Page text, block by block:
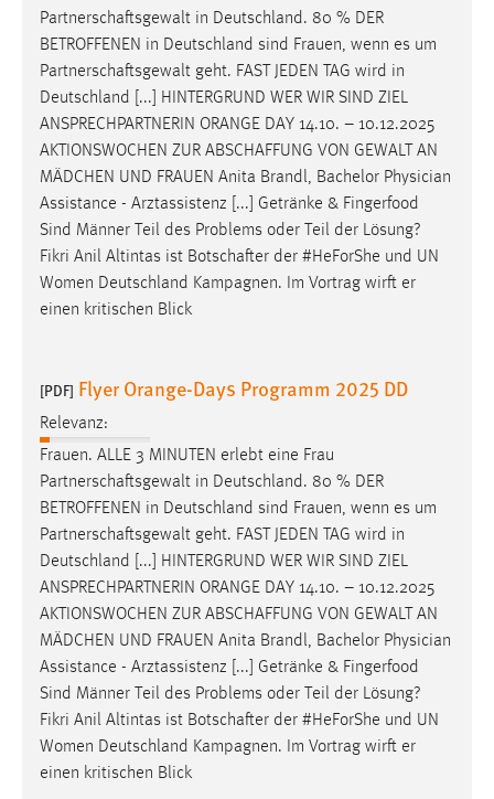
Partnerschaftsgewalt in Deutschland. 80 % DER
BETROFFENEN in Deutschland sind Frauen, wenn es um
Partnerschaftsgewalt geht. FAST JEDEN TAG wird in
Deutschland [...] HINTERGRUND WER WIR SIND ZIEL
ANSPRECHPARTNERIN ORANGE DAY 14.10. – 10.12.2025
AKTIONSWOCHEN ZUR ABSCHAFFUNG VON GEWALT AN
MÄDCHEN UND FRAUEN Anita Brandl, Bachelor Physician
Assistance - Arztassistenz [...] Getränke & Fingerfood
Sind Männer Teil des Problems oder Teil der Lösung?
Fikri Anil Altintas ist Botschafter der #HeForShe und UN
Women Deutschland Kampagnen. Im Vortrag wirft er
einen kritischen Blick
[PDF] Flyer Orange-Days Programm 2025 DD
Relevanz:
Frauen. ALLE 3 MINUTEN erlebt eine Frau
Partnerschaftsgewalt in Deutschland. 80 % DER
BETROFFENEN in Deutschland sind Frauen, wenn es um
Partnerschaftsgewalt geht. FAST JEDEN TAG wird in
Deutschland [...] HINTERGRUND WER WIR SIND ZIEL
ANSPRECHPARTNERIN ORANGE DAY 14.10. – 10.12.2025
AKTIONSWOCHEN ZUR ABSCHAFFUNG VON GEWALT AN
MÄDCHEN UND FRAUEN Anita Brandl, Bachelor Physician
Assistance - Arztassistenz [...] Getränke & Fingerfood
Sind Männer Teil des Problems oder Teil der Lösung?
Fikri Anil Altintas ist Botschafter der #HeForShe und UN
Women Deutschland Kampagnen. Im Vortrag wirft er
einen kritischen Blick